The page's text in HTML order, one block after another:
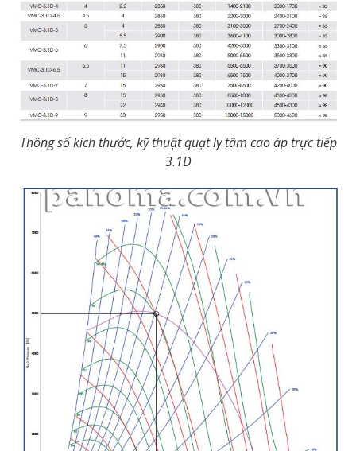
Thông số kích thước, kỹ thuật quạt ly tâm cao áp trực tiếp
3.1D